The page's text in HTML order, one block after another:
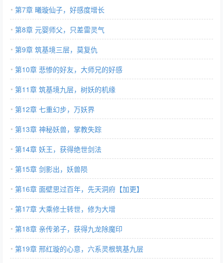
第7章 曦璇仙子，好感度增长
第8章 元婴师父，只差雷灵气
第9章 筑基境三层，莫复仇
第10章 悲惨的好友，大师兄的好感
第11章 筑基境九层，树妖的机缘
第12章 七重幻步，万妖界
第13章 神秘妖兽，掌教失踪
第14章 妖王，获得绝世剑法
第15章 剑影出，妖兽陨
第16章 面壁思过百年，先天洞府【加更】
第17章 大乘修士转世，修为大增
第18章 亲传弟子，获得九龙除魔印
第19章 邢红璇的心意，六系灵根筑基九层